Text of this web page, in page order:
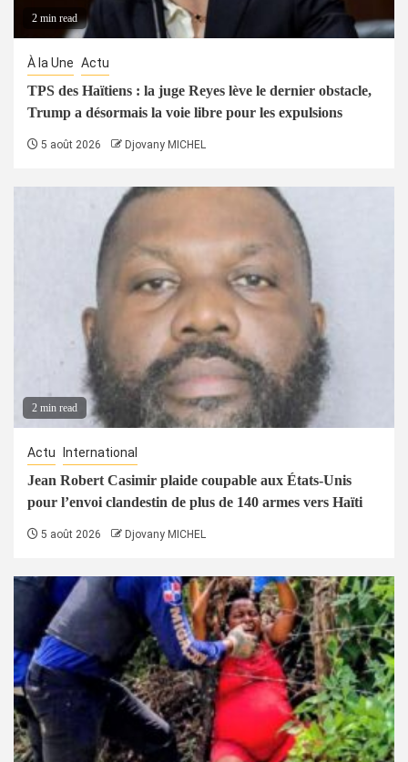
2 min read
À la Une Actu
TPS des Haïtiens : la juge Reyes lève le dernier obstacle,
Trump a désormais la voie libre pour les expulsions
5 août 2026 Djovany MICHEL
2 min read
Actu International
Jean Robert Casimir plaide coupable aux États-Unis
pour l’envoi clandestin de plus de 140 armes vers Haïti
5 août 2026 Djovany MICHEL